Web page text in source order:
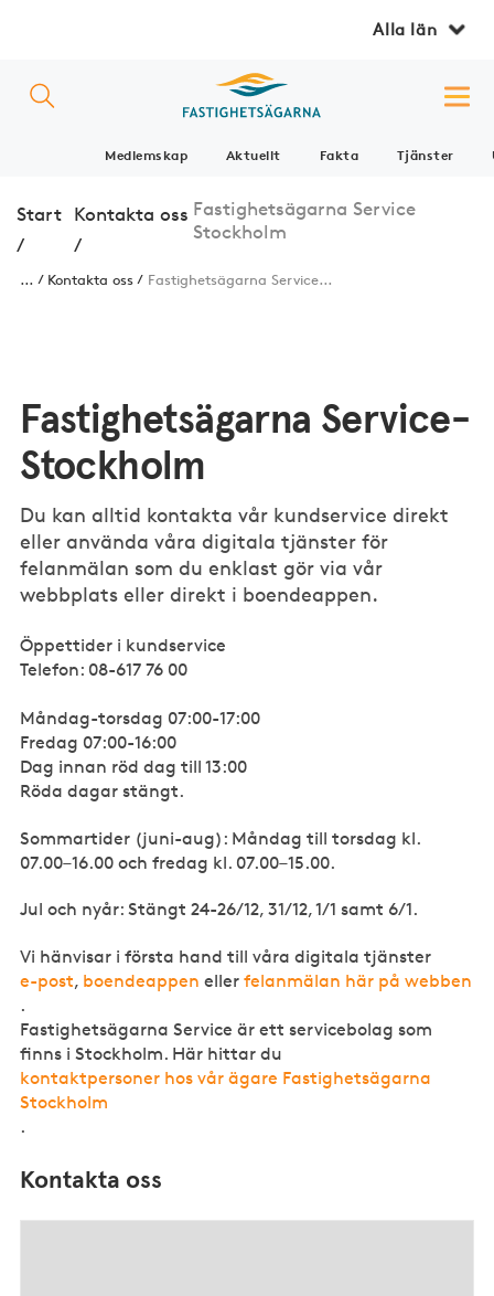
Alla län
Medlemskap Aktuellt Fakta Tjänster
Start
/
Kontakta oss
/
Fastighetsägarna Service
Stockholm
... Kontakta oss Fastighetsägarna Service...
Fastighetsägarna Service­
Stock­holm
Du kan alltid kontakta vår kundservice direkt
eller använda våra digitala tjänster för
felanmälan som du enklast gör via vår
webbplats eller direkt i boendeappen.
Öppettider i kundservice
Telefon: 08-617 76 00
Måndag-torsdag 07:00-17:00
Fredag 07:00-16:00
Dag innan röd dag till 13:00
Röda dagar stängt.
Sommartider (juni-aug): Måndag till torsdag kl.
07.00–16.00 och fredag kl. 07.00–15.00.
Jul och nyår: Stängt 24-26/12, 31/12, 1/1 samt 6/1.
Vi hänvisar i första hand till våra digitala tjänster
e-post, boendeappen ellerfelanmälan här på webben
.
Fastighetsägarna Service är ett servicebolag som
finns i Stockholm. Här hittar du
kontaktpersoner hos vår ägare Fastighetsägarna
Stockholm
.
Kontakta oss